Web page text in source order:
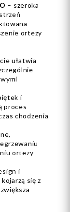
– szeroka
ortezy
ułatwia
i
proces
chodzenia
ortezy
i
się z